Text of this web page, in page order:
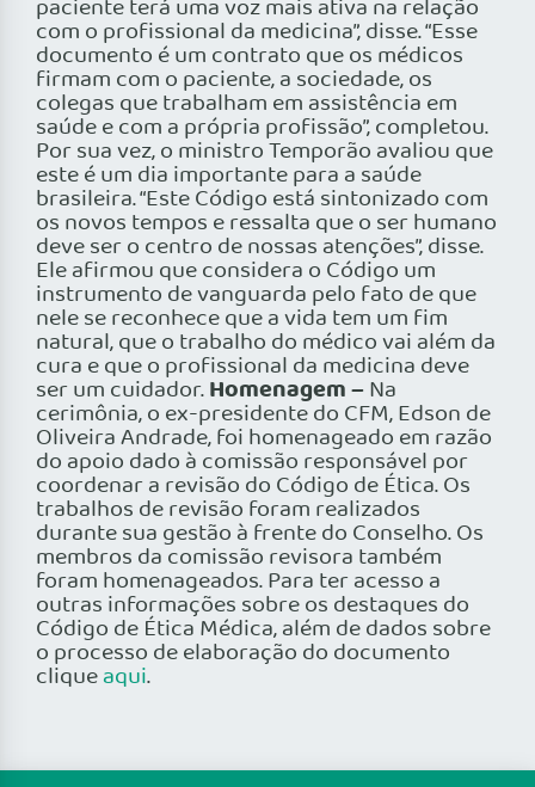
paciente terá uma voz mais ativa na relação
com o profissional da medicina”, disse. “Esse
documento é um contrato que os médicos
firmam com o paciente, a sociedade, os
colegas que trabalham em assistência em
saúde e com a própria profissão”, completou.
Por sua vez, o ministro Temporão avaliou que
este é um dia importante para a saúde
brasileira. “Este Código está sintonizado com
os novos tempos e ressalta que o ser humano
deve ser o centro de nossas atenções”, disse.
Ele afirmou que considera o Código um
instrumento de vanguarda pelo fato de que
nele se reconhece que a vida tem um fim
natural, que o trabalho do médico vai além da
cura e que o profissional da medicina deve
ser um cuidador.Homenagem –Na
cerimônia, o ex-presidente do CFM, Edson de
Oliveira Andrade, foi homenageado em razão
do apoio dado à comissão responsável por
coordenar a revisão do Código de Ética. Os
trabalhos de revisão foram realizados
durante sua gestão à frente do Conselho. Os
membros da comissão revisora também
foram homenageados. Para ter acesso a
outras informações sobre os destaques do
Código de Ética Médica, além de dados sobre
o processo de elaboração do documento
cliqueaqui.